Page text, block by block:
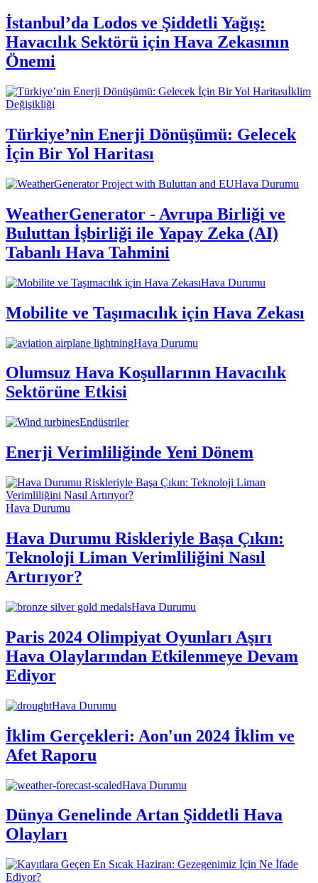
İstanbul’da Lodos ve Şiddetli Yağış:
Havacılık Sektörü için Hava Zekasının
Önemi
İklim
Değişikliği
Türkiye’nin Enerji Dönüşümü: Gelecek
İçin Bir Yol Haritası
Hava Durumu
WeatherGenerator - Avrupa Birliği ve
Buluttan İşbirliği ile Yapay Zeka (AI)
Tabanlı Hava Tahmini
Hava Durumu
Mobilite ve Taşımacılık için Hava Zekası
Hava Durumu
Olumsuz Hava Koşullarının Havacılık
Sektörüne Etkisi
Endüstriler
Enerji Verimliliğinde Yeni Dönem
Hava Durumu
Hava Durumu Riskleriyle Başa Çıkın:
Teknoloji Liman Verimliliğini Nasıl
Artırıyor?
Hava Durumu
Paris 2024 Olimpiyat Oyunları Aşırı
Hava Olaylarından Etkilenmeye Devam
Ediyor
Hava Durumu
İklim Gerçekleri: Aon'un 2024 İklim ve
Afet Raporu
Hava Durumu
Dünya Genelinde Artan Şiddetli Hava
Olayları